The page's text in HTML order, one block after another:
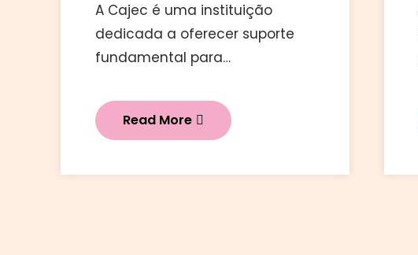
A Cajec é uma instituição
dedicada a oferecer suporte
fundamental para…
Read More